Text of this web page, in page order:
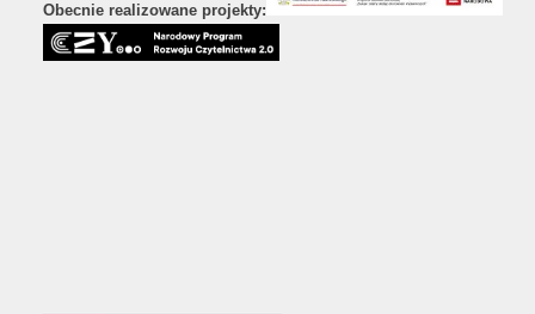
Obecnie realizowane projekty: